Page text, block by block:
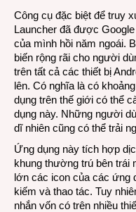
Công cụ đặc biệt để truy
Launcher đã được
của mình hồi năm ngoái.
biến rộng rãi cho người
trên tất cả các thiết bị
lên. Có nghĩa là có
dụng trên thế giới có thể
dụng này. Những người
dĩ nhiên cũng có thể trải
Ứng dụng này tích hợp
khung thường trú bên trái
lớn các icon của các ứng
kiếm và thao tác. Tuy
nhắn vốn có trên nhiều